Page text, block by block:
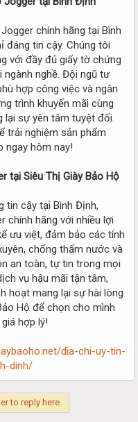
chính hãng tại Bình
đáng tin cậy. Chúng tôi
với đầy đủ giấy tờ chứng
ngành nghề. Đội ngũ tư
hợp công việc và ngân
trình khuyến mãi cùng
lại sự yên tâm tuyệt đối.
trải nghiệm sản phẩm
ngay hôm nay!
tại Siêu Thị Giày Bảo Hộ
tin cậy tại Bình Định,
chính hãng với nhiều lợi
ưu việt, đảm bảo các tính
chống thấm nước và
an toàn, tự tin trong mọi
vụ hậu mãi tận tâm,
hoạt mang lại sự hài lòng
Hộ để chọn cho mình
hợp lý!
dia-chi-uy-tin-
dinh/
to reply here.